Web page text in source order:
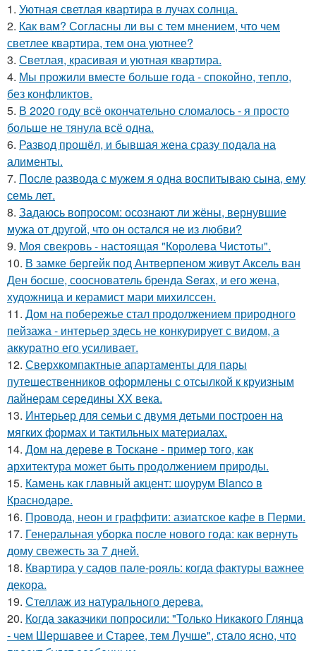
1. Уютная светлая квартира в лучах солнца.
2. Как вам? Согласны ли вы с тем мнением, что чем
светлее квартира, тем она уютнее?
3. Светлая, красивая и уютная квартира.
4. Мы прожили вместе больше года - спокойно, тепло,
без конфликтов.
5. В 2020 году всё окончательно сломалось - я просто
больше не тянула всё одна.
6. Развод прошёл, и бывшая жена сразу подала на
алименты.
7. После развода с мужем я одна воспитываю сына, ему
семь лет.
8. Задаюсь вопросом: осознают ли жёны, вернувшие
мужа от другой, что он остался не из любви?
9. Моя свекровь - настоящая "Королева Чистоты".
10. В замке бергейк под Антверпеном живут Аксель ван
Ден босше, сооснователь бренда Serax, и его жена,
художница и керамист мари михилссен.
11. Дом на побережье стал продолжением природного
пейзажа - интерьер здесь не конкурирует с видом, а
аккуратно его усиливает.
12. Сверхкомпактные апартаменты для пары
путешественников оформлены с отсылкой к круизным
лайнерам середины XX века.
13. Интерьер для семьи с двумя детьми построен на
мягких формах и тактильных материалах.
14. Дом на дереве в Тоскане - пример того, как
архитектура может быть продолжением природы.
15. Камень как главный акцент: шоурум Blanco в
Краснодаре.
16. Провода, неон и граффити: азиатское кафе в Перми.
17. Генеральная уборка после нового года: как вернуть
дому свежесть за 7 дней.
18. Квартира у садов пале-рояль: когда фактуры важнее
декора.
19. Стеллаж из натурального дерева.
20. Когда заказчики попросили: "Только Никакого Глянца
- чем Шершавее и Старее, тем Лучше", стало ясно, что